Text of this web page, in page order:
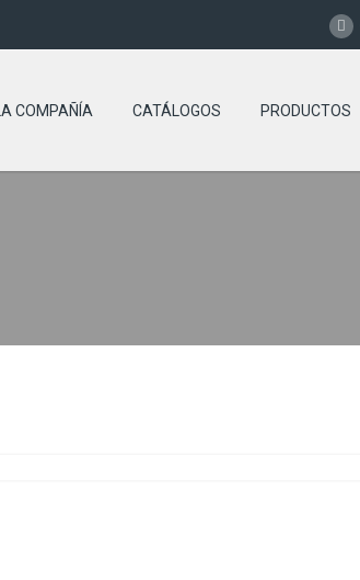
LA COMPAÑÍA CATÁLOGOS PRODUCTOS